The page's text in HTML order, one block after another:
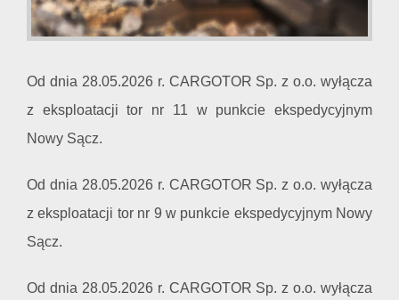
Od dnia 28.05.2026 r. CARGOTOR Sp. z o.o. wyłącza
z eksploatacji tor nr 11 w punkcie ekspedycyjnym
Nowy Sącz.
Od dnia 28.05.2026 r. CARGOTOR Sp. z o.o. wyłącza
z eksploatacji tor nr 9 w punkcie ekspedycyjnym Nowy
Sącz.
Od dnia 28.05.2026 r. CARGOTOR Sp. z o.o. wyłącza